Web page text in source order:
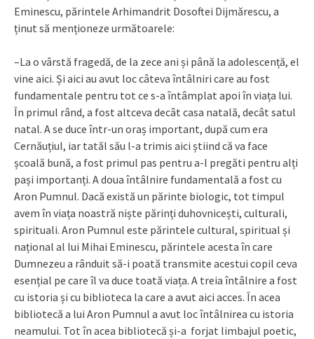
Eminescu, părintele Arhimandrit Dosoftei Dijmărescu, a
ținut să menționeze următoarele:
–La o vârstă fragedă, de la zece ani și până la adolescență, el
vine aici. Și aici au avut loc câteva întâlniri care au fost
fundamentale pentru tot ce s-a întâmplat apoi în viața lui.
În primul rând, a fost altceva decât casa natală, decât satul
natal. A se duce într-un oraș important, după cum era
Cernăuțiul, iar tatăl său l-a trimis aici știind că va face
școală bună, a fost primul pas pentru a-l pregăti pentru alți
pași importanți. A doua întâlnire fundamentală a fost cu
Aron Pumnul. Dacă există un părinte biologic, tot timpul
avem în viața noastră niște părinți duhovnicești, culturali,
spirituali. Aron Pumnul este părintele cultural, spiritual și
național al lui Mihai Eminescu, părintele acesta în care
Dumnezeu a rânduit să-i poată transmite acestui copil ceva
esențial pe care îl va duce toată viața. A treia întâlnire a fost
cu istoria și cu biblioteca la care a avut aici acces. În acea
bibliotecă a lui Aron Pumnul a avut loc întâlnirea cu istoria
neamului. Tot în acea bibliotecă și-a forjat limbajul poetic,